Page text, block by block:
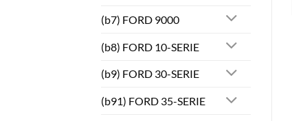
(b7) FORD 9000
(b8) FORD 10-SERIE
(b9) FORD 30-SERIE
(b91) FORD 35-SERIE